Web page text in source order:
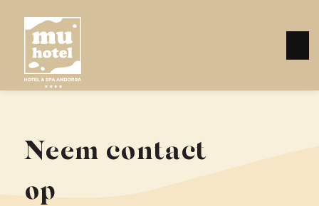
Neem contact
op